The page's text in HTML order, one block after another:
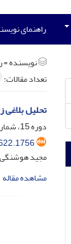
راهنمای
نویسنده =
تعداد مقالات:
تحلیل
دوره 15، شماره 28، دی 1404، صفحه
مجید
مشاهده مقاله